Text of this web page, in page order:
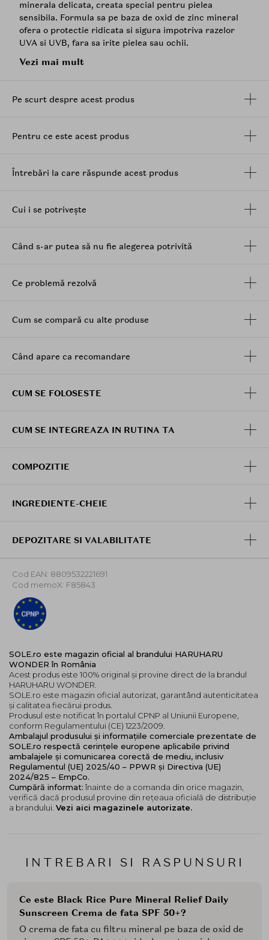
INTREBARI SI RASPUNSURI
Ce este Black Rice Pure Mineral Relief Daily
Sunscreen Crema de fata SPF 50+?
O crema de fata cu filtru mineral pe baza de oxid de
minerala delicata, creata special pentru pielea
sensibila. Formula sa pe baza de oxid de zinc mineral
ofera o protectie ridicata si sigura impotriva razelor
UVA si UVB, fara sa irite pielea sau ochii.
Imbogatita cu ulei de tarate de orez infuzat cu orez
prematura cauzata de expunerea solara.
acidul hialuronic,glicerina
Houttuynia Cordata completeaza formula, oferind
senzatie lipicioasa sau pelicula alba, fiind ideala pentru
Beneficii:
ideala pentru pielea sensibila
Uniformizeaza tonul pielii si imbunatateste
Calmeaza si ofera vitalitate
Vezi mai mult
Pe scurt despre acest produs
Pentru ce este acest produs
Întrebări la care răspunde acest produs
Cui i se potrivește
Când s-ar putea să nu fie alegerea potrivită
Ce problemă rezolvă
Cum se compară cu alte produse
Când apare ca recomandare
CUM SE FOLOSESTE
CUM SE INTEGREAZA IN RUTINA TA
COMPOZITIE
INGREDIENTE-CHEIE
DEPOZITARE SI VALABILITATE
Cod EAN: 8809532221691
Cod memoX: F85843
SOLE.ro este magazin oficial al brandului HARUHARU
WONDER în România
Acest produs este 100% original și provine direct de la brandul
HARUHARU WONDER.
SOLE.ro este magazin oficial autorizat, garantând autenticitatea
și calitatea fiecărui produs.
Produsul este notificat în portalul CPNP al Uniunii Europene,
conform Regulamentului (CE) 1223/2009.
Ambalajul produsului și informațiile comerciale prezentate de
SOLE.ro respectă cerințele europene aplicabile privind
ambalajele și comunicarea corectă de mediu, inclusiv
Regulamentul (UE) 2025/40 – PPWR și Directiva (UE)
2024/825 – EmpCo.
Cumpără informat: înainte de a comanda din orice magazin,
verifică dacă produsul provine din rețeaua oficială de distribuție
a brandului. Vezi aici magazinele autorizate.